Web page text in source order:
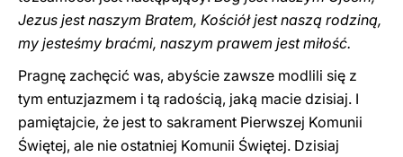
Jezus jest naszym Bratem, Kościół jest naszą rodziną,
my jesteśmy braćmi, naszym prawem jest miłość.
Pragnę zachęcić was, abyście zawsze modlili się z
tym entuzjazmem i tą radością, jaką macie dzisiaj. I
pamiętajcie, że jest to sakrament Pierwszej Komunii
Świętej, ale nie ostatniej Komunii Świętej. Dzisiaj